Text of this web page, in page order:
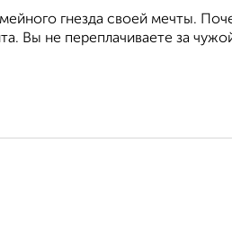
гнезда своей мечты.
Вы не переплачиваете за